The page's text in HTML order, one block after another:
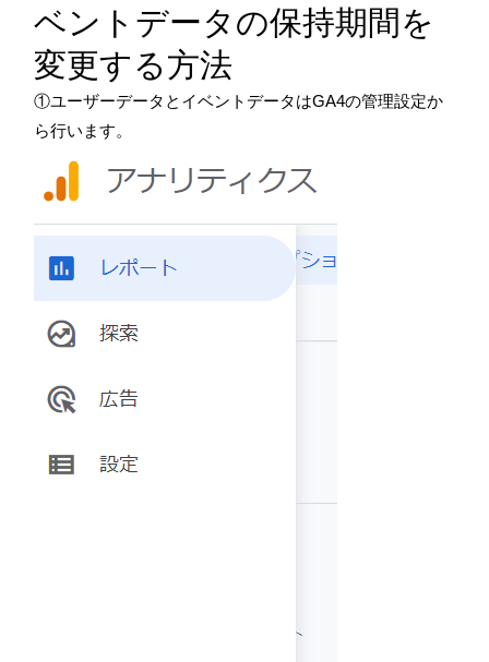
ベントデータの保持期間を
変更する方法
①ユーザーデータとイベントデータはGA4の管理設定か
ら行います。